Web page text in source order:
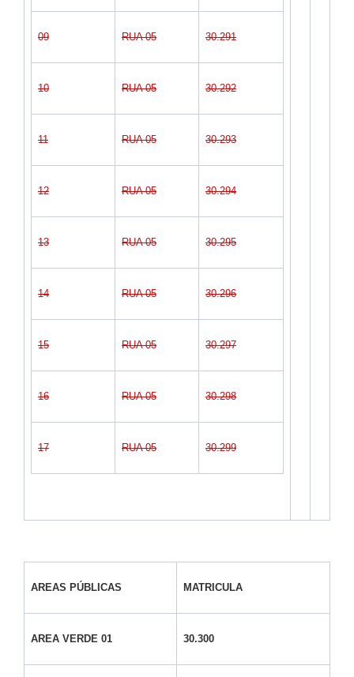
09 RUA 05 30.291
10 RUA 05 30.292
11 RUA 05 30.293
12 RUA 05 30.294
13 RUA 05 30.295
14 RUA 05 30.296
15 RUA 05 30.297
16 RUA 05 30.298
17 RUA 05 30.299
AREAS PÚBLICAS MATRICULA
AREA VERDE 01 30.300